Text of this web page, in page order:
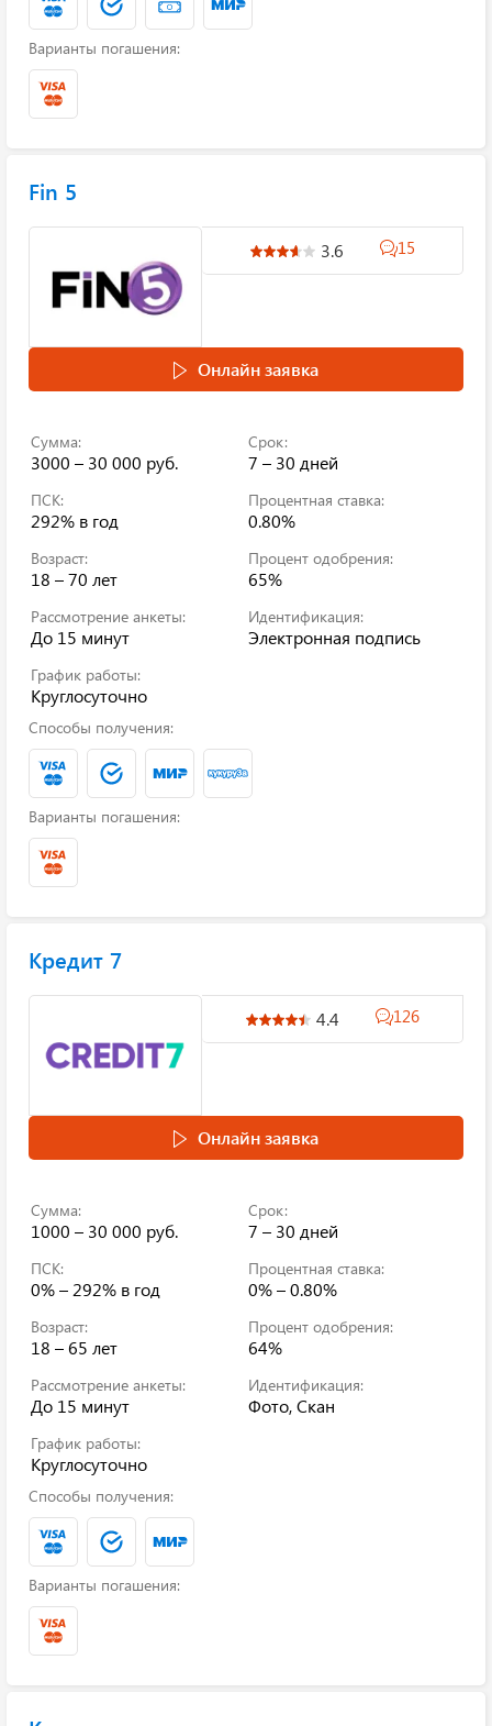
Варианты погашения:
Fin 5
3.6 15
Онлайн заявка
Сумма:
3000 – 30 000 руб.
Срок:
7 – 30 дней
ПСК:
292% в год
Процентная ставка:
0.80%
Возраст:
18 – 70 лет
Процент одобрения:
65%
Рассмотрение анкеты:
До 15 минут
Идентификация:
Электронная подпись
График работы:
Круглосуточно
Способы получения:
Варианты погашения:
Кредит 7
4.4 126
Онлайн заявка
Сумма:
1000 – 30 000 руб.
Срок:
7 – 30 дней
ПСК:
0% – 292% в год
Процентная ставка:
0% – 0.80%
Возраст:
18 – 65 лет
Процент одобрения:
64%
Рассмотрение анкеты:
До 15 минут
Идентификация:
Фото, Скан
График работы:
Круглосуточно
Способы получения:
Варианты погашения: